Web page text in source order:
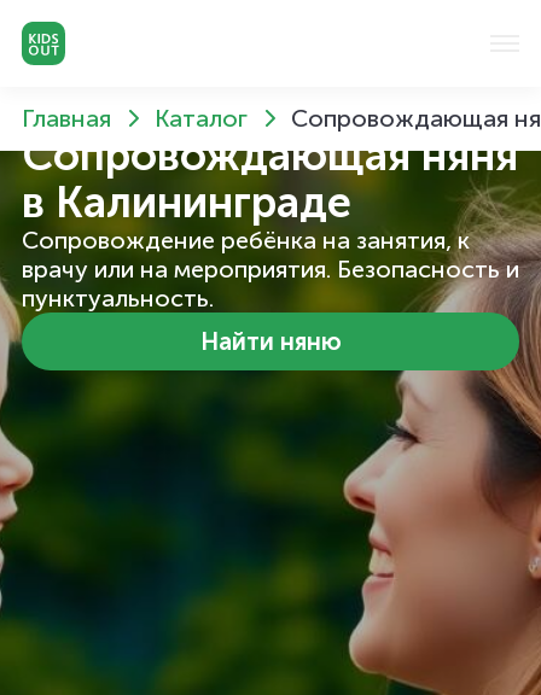
Главная Каталог Сопровождающая
Сопровождающая няня
в Калининграде
Сопровождение ребёнка на занятия, к
врачу или на мероприятия. Безопасность и
пунктуальность.
Найти няню